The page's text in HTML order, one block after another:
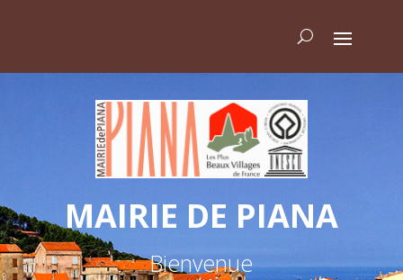
MAIRIE DE PIANA
Bienvenue